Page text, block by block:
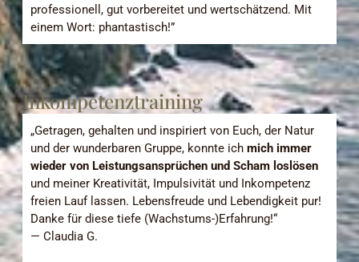
professionell, gut vorbereitet und wertschätzend. Mit
einem Wort: phantastisch!”
Inkompetenztraining
„Getragen, gehalten und inspiriert von Euch, der Natur
und der wunderbaren Gruppe, konnte ich mich immer
wieder von Leistungsansprüchen und Scham loslösen
und meiner Kreativität, Impulsivität und Inkompetenz
freien Lauf lassen. Lebensfreude und Lebendigkeit pur!
Danke für diese tiefe (Wachstums-)Erfahrung!“
— Claudia G.